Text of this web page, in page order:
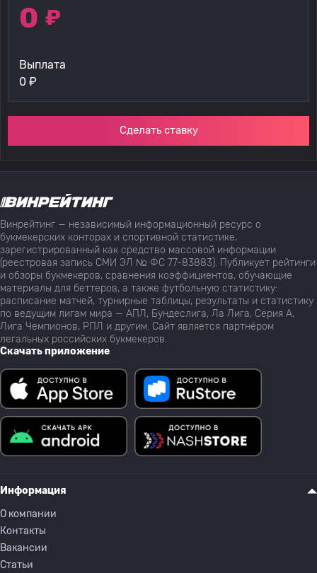
0 ₽
Выплата
0 ₽
Сделать ставку
Винрейтинг — независимый информационный ресурс о
букмекерских конторах и спортивной статистике,
зарегистрированный как средство массовой информации
(реестровая запись СМИ ЭЛ № ФС 77-83883). Публикует рейтинги
и обзоры букмекеров, сравнения коэффициентов, обучающие
материалы для беттеров, а также футбольную статистику:
расписание матчей, турнирные таблицы, результаты и статистику
по ведущим лигам мира — АПЛ, Бундеслига, Ла Лига, Серия А,
Лига Чемпионов, РПЛ и другим. Сайт является партнёром
легальных российских букмекеров.
Скачать приложение
Информация
О компании
Контакты
Вакансии
Статьи